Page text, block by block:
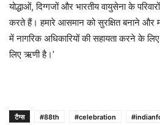
योद्धाओं, दिग्गजों और भारतीय वायुसेना के
करते हैं। हमारे आसमान को सुरक्षित बनाने और
में नागरिक अधिकारियों की सहायता करने के
लिए ऋणी है।’
टैग्स #88th #celebration